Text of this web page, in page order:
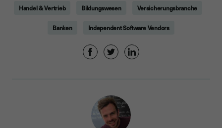
Handel & Vertrieb Bildungswesen Versicherungsbranche
Banken Independent Software Vendors